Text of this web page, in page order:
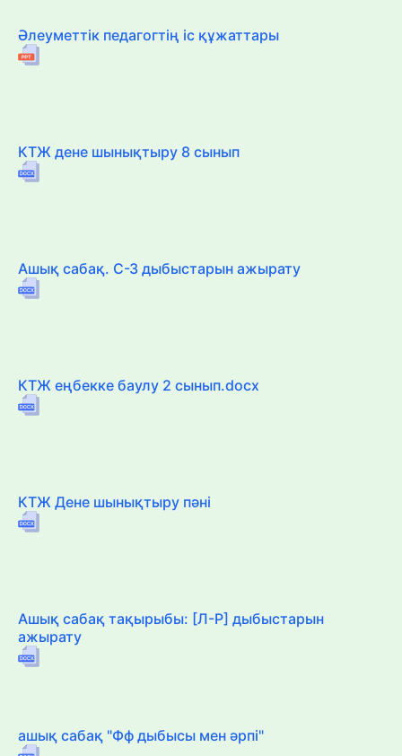
Әлеуметтік педагогтің іс құжаттары
КТЖ дене шынықтыру 8 сынып
Ашық сабақ. С-З дыбыстарын ажырату
КТЖ еңбекке баулу 2 сынып.docx
КТЖ Дене шынықтыру пәні
Ашық сабақ тақырыбы: [Л-Р] дыбыстарын
ажырату
ашық сабақ "Фф дыбысы мен әрпі"